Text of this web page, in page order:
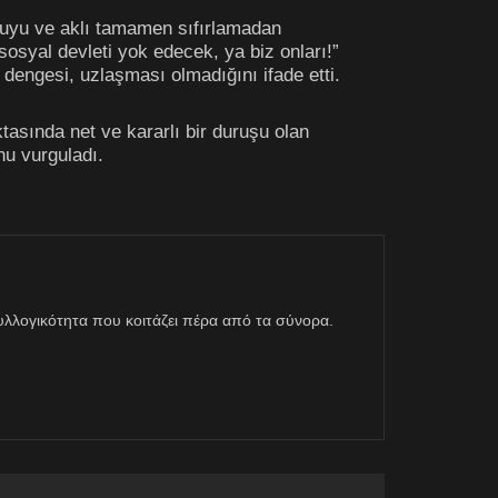
ve aklı tamamen sıfırlamadan
devleti yok edecek, ya biz onları!”
uzlaşması olmadığını ifade etti.
net ve kararlı bir duruşu olan
vurguladı.
που κοιτάζει πέρα από τα σύνορα.